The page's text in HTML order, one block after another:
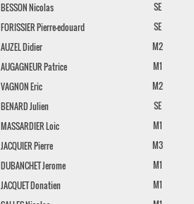
BESSONNicolas SE
FORISSIERPierre-edouard SE
AUZELDidier M2
AUGAGNEURPatrice M1
VAGNONEric M2
BENARDJulien SE
MASSARDIERLoic M1
JACQUIERPierre M3
DUBANCHETJerome M1
JACQUETDonatien M1